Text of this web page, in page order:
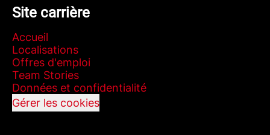
Site carrière
Accueil
Localisations
Offres d'emploi
Team Stories
Données et confidentialité
Gérer les cookies